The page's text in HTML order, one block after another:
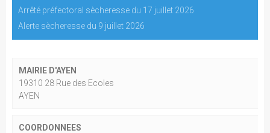
Arrêté préfectoral sècheresse du 17 juillet 2026
Alerte sècheresse du 9 juillet 2026
MAIRIE D'AYEN
19310 28 Rue des Ecoles
AYEN
COORDONNEES